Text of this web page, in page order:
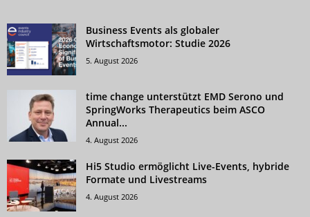
Business Events als globaler
Wirtschaftsmotor: Studie 2026
5. August 2026
time change unterstützt EMD Serono und
SpringWorks Therapeutics beim ASCO
Annual...
4. August 2026
Hi5 Studio ermöglicht Live-Events, hybride
Formate und Livestreams
4. August 2026